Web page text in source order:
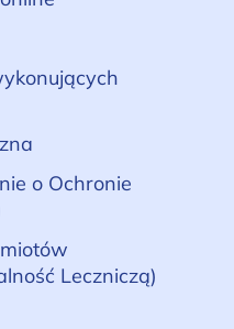
o Ochronie
Leczniczą)